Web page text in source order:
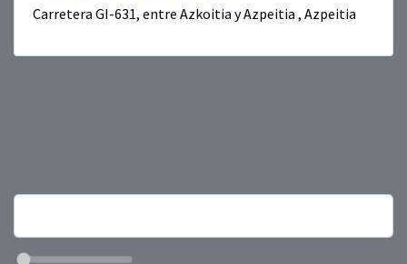
Carretera GI-631, entre Azkoitia y Azpeitia , Azpeitia